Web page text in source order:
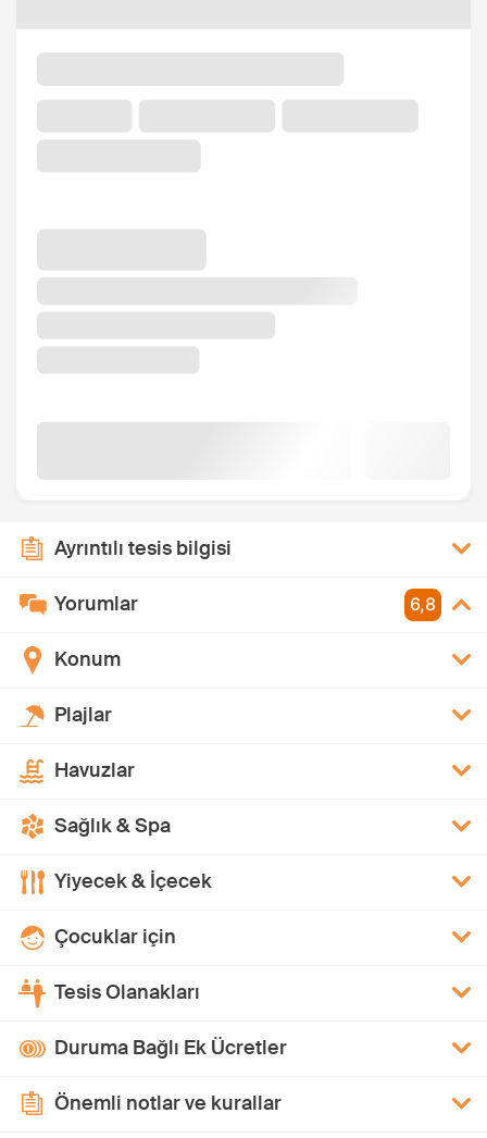
Ayrıntılı tesis bilgisi
Yorumlar 6,8
Konum
Plajlar
Havuzlar
Sağlık & Spa
Yiyecek & İçecek
Çocuklar için
Tesis Olanakları
Duruma Bağlı Ek Ücretler
Önemli notlar ve kurallar